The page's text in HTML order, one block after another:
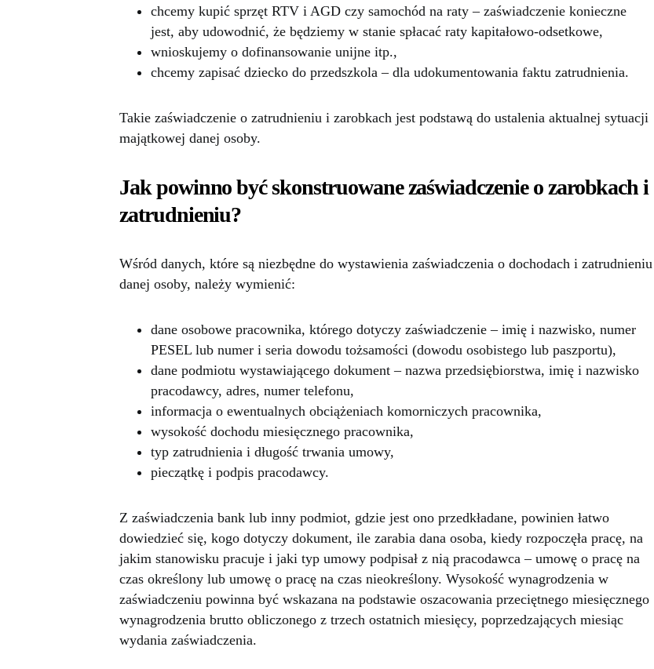
chcemy kupić sprzęt RTV i AGD czy samochód na raty – zaświadczenie konieczne
jest, aby udowodnić, że będziemy w stanie spłacać raty kapitałowo-odsetkowe,
wnioskujemy o dofinansowanie unijne itp.,
chcemy zapisać dziecko do przedszkola – dla udokumentowania faktu zatrudnienia.
Takie zaświadczenie o zatrudnieniu i zarobkach jest podstawą do ustalenia aktualnej sytuacji
majątkowej danej osoby.
Jak powinno być skonstruowane zaświadczenie o zarobkach i
zatrudnieniu?
Wśród danych, które są niezbędne do wystawienia zaświadczenia o dochodach i zatrudnieniu
danej osoby, należy wymienić:
dane osobowe pracownika, którego dotyczy zaświadczenie – imię i nazwisko, numer
PESEL lub numer i seria dowodu tożsamości (dowodu osobistego lub paszportu),
dane podmiotu wystawiającego dokument – nazwa przedsiębiorstwa, imię i nazwisko
pracodawcy, adres, numer telefonu,
informacja o ewentualnych obciążeniach komorniczych pracownika,
wysokość dochodu miesięcznego pracownika,
typ zatrudnienia i długość trwania umowy,
pieczątkę i podpis pracodawcy.
Z zaświadczenia bank lub inny podmiot, gdzie jest ono przedkładane, powinien łatwo
dowiedzieć się, kogo dotyczy dokument, ile zarabia dana osoba, kiedy rozpoczęła pracę, na
jakim stanowisku pracuje i jaki typ umowy podpisał z nią pracodawca – umowę o pracę na
czas określony lub umowę o pracę na czas nieokreślony. Wysokość wynagrodzenia w
zaświadczeniu powinna być wskazana na podstawie oszacowania przeciętnego miesięcznego
wynagrodzenia brutto obliczonego z trzech ostatnich miesięcy, poprzedzających miesiąc
wydania zaświadczenia.